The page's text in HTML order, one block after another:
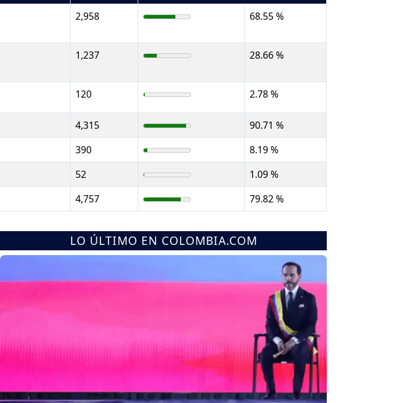
2,958 68.55 %
1,237 28.66 %
120 2.78 %
4,315
90.71 %
390
8.19 %
52
1.09 %
4,757 79.82 %
LO ÚLTIMO EN COLOMBIA.COM